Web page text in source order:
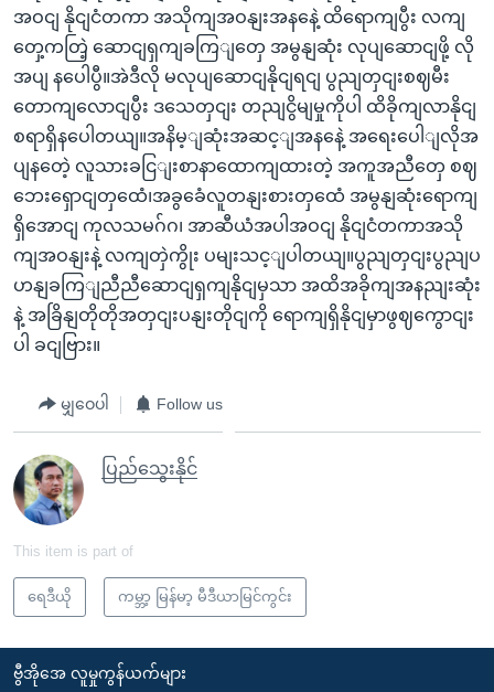
အဝငျ နိုငျငံတကာ အသိုကျအဝနျးအနနေဲ့ ထိရောကျပွီး လကျ
တှေ့ကတြဲ့ ဆောငျရှကျခကြျတှေ အမွနျဆုံး လုပျဆောငျဖို့ လို
အပျ နပေါပွီ။အဲဒီလို မလုပျဆောငျနိုငျရငျ ပွညျတှငျးစဈမီး
တောကျလောငျပွီး ဒသေတှငျး တညျငွိမျမှုကိုပါ ထိခိုကျလာနိုငျ
စရာရှိနပေါတယျ။အနိမ့ျဆုံးအဆင့ျအနနေဲ့ အရေးပေါျလိုအ
ပျနတေဲ့ လူသားခငြျးစာနာထောကျထားတဲ့ အကူအညီတှေ စဈ
ဘေးရှောငျတှထေံ၊အခွခေံလူတနျးစားတှထေံ အမွနျဆုံးရောကျ
ရှိအောငျ ကုလသမဂ်ဂ၊ အာဆီယံအပါအဝငျ နိုငျငံတကာအသို
ကျအဝနျးနဲ့ လကျတှဲကွိုး ပမျးသင့ျပါတယျ။ပွညျတှငျးပွညျပ
ဟနျခကြျညီညီဆောငျရှကျနိုငျမှသာ အထိအခိုကျအနညျးဆုံး
နဲ့ အခြိနျတိုတိုအတှငျးပနျးတိုငျကို ရောကျရှိနိုငျမှာဖွဈကွောငျး
ပါ ခငျဗြား။
မျှဝေပါ Follow us
ပြည်သွေးနိုင်
This item is part of
ရေဒီယို ကမ္ဘာ့ မြန်မာ့ မီဒီယာမြင်ကွင်း
ဗွီအိုအေ လူမှုကွန်ယက်များ